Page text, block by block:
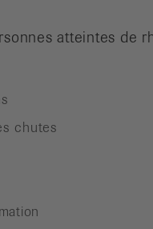
atteintes de
chutes